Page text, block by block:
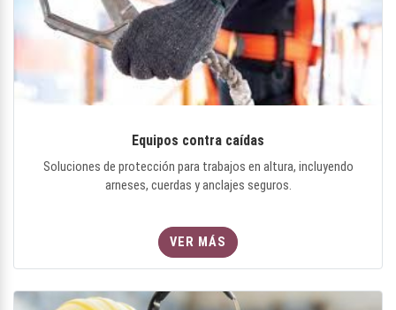
Equipos contra caídas
Soluciones de protección para trabajos en altura, incluyendo
arneses, cuerdas y anclajes seguros.
VER MÁS